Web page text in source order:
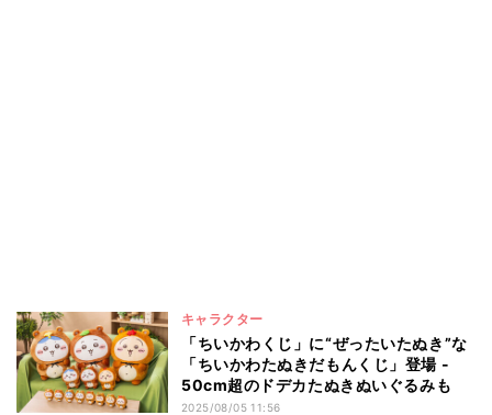
キャラクター
「ちいかわくじ」に“ぜったいたぬき”な
「ちいかわたぬきだもんくじ」登場 -
50cm超のドデカたぬきぬいぐるみも
2025/08/05 11:56